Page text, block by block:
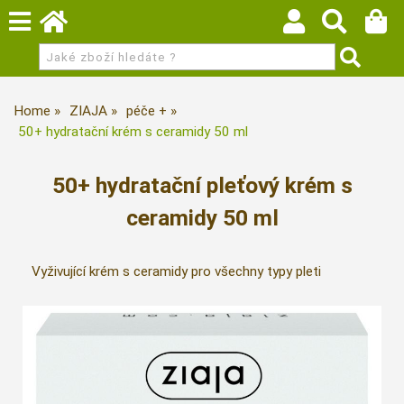
Home ZIAJA
péče +
50+ hydratační krém s ceramidy 50 ml
50+ hydratační pleťový krém s
ceramidy 50 ml
Vyživující krém s ceramidy pro všechny typy pleti